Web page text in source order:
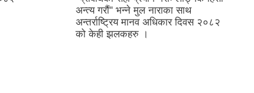
अन्त्य गरौं" भन्ने मुल नाराका साथ
अन्तर्राष्ट्रिय मानव अधिकार दिवस २०८२
को केही झलकहरु ।